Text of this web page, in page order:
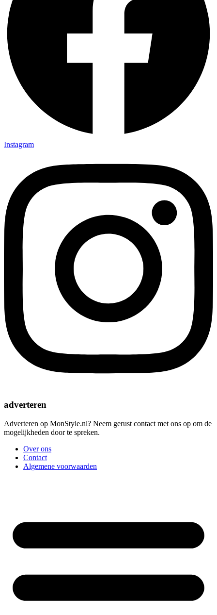
Instagram
adverteren
Adverteren op MonStyle.nl? Neem gerust contact met ons op om de
mogelijkheden door te spreken.
Over ons
Contact
Algemene voorwaarden